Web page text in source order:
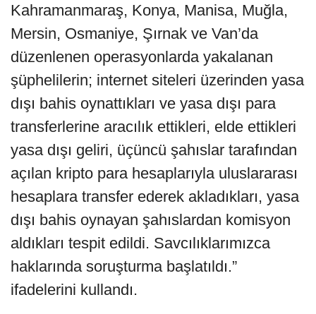
Kahramanmaraş, Konya, Manisa, Muğla,
Mersin, Osmaniye, Şırnak ve Van’da
düzenlenen operasyonlarda yakalanan
şüphelilerin; internet siteleri üzerinden yasa
dışı bahis oynattıkları ve yasa dışı para
transferlerine aracılık ettikleri, elde ettikleri
yasa dışı geliri, üçüncü şahıslar tarafından
açılan kripto para hesaplarıyla uluslararası
hesaplara transfer ederek akladıkları, yasa
dışı bahis oynayan şahıslardan komisyon
aldıkları tespit edildi. Savcılıklarımızca
haklarında soruşturma başlatıldı.”
ifadelerini kullandı.